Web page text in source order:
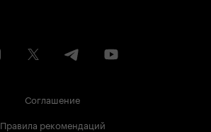
Соглашение
Правила рекомендаций